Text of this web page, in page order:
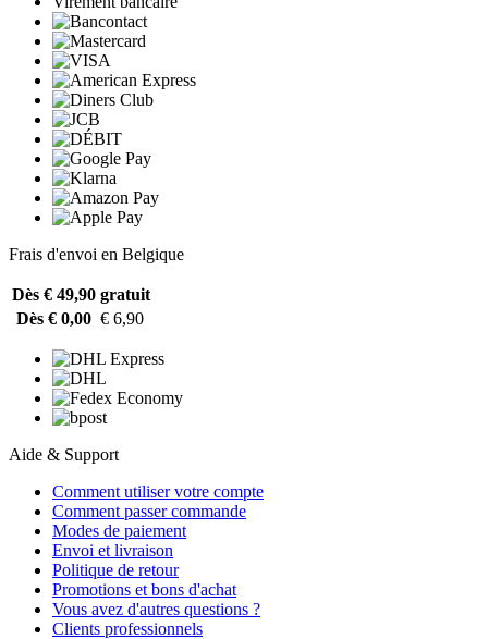
Frais d'envoi en Belgique
Dès € 49,90 gratuit
Dès € 0,00 € 6,90
Aide & Support
Comment utiliser votre compte
Comment passer commande
Modes de paiement
Envoi et livraison
Politique de retour
Promotions et bons d'achat
Vous avez d'autres questions ?
Clients professionnels